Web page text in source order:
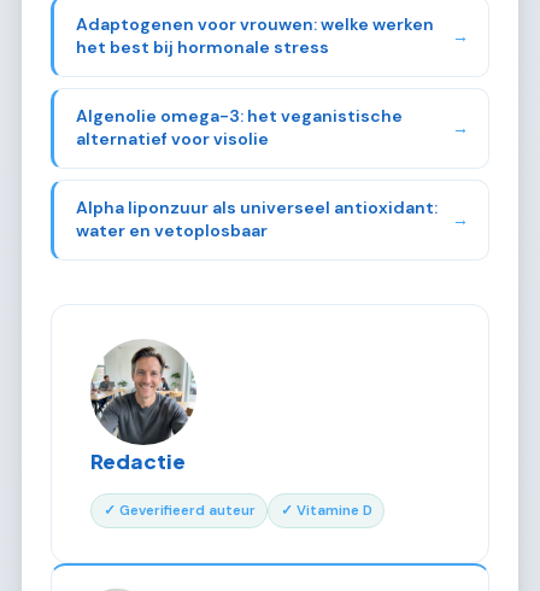
Adaptogenen voor vrouwen: welke werken
het best bij hormonale stress
→
Algenolie omega-3: het veganistische
alternatief voor visolie
→
Alpha liponzuur als universeel antioxidant:
water en vetoplosbaar
→
Redactie
✓ Geverifieerd auteur ✓ Vitamine D